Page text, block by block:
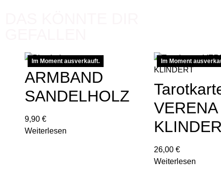
Im Moment ausverkauft.
ARMBAND
SANDELHOLZ
9,90 €
Weiterlesen
Im Moment
VERENA
26,00 €
Weiterlesen